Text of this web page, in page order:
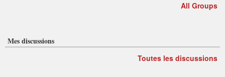
All Groups
Mes discussions
Toutes les discussions